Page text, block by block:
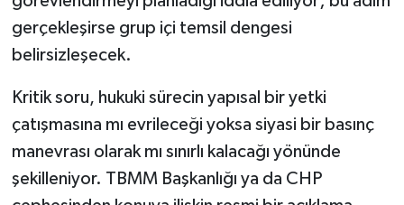
gerçekleşirse grup içi temsil dengesi
belirsizleşecek.
Kritik soru, hukuki sürecin yapısal bir yetki
çatışmasına mı evrileceği yoksa siyasi bir basınç
manevrası olarak mı sınırlı kalacağı yönünde
şekilleniyor. TBMM Başkanlığı ya da CHP